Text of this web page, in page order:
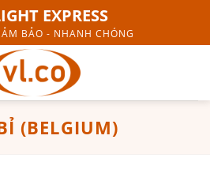
EXPRESS
BẢO - NHANH CHÓNG
(BELGIUM)